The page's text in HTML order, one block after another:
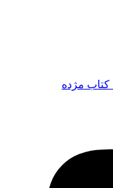
کتاب مژده